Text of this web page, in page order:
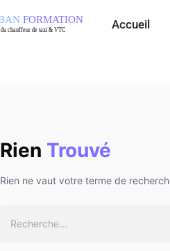
Accueil
Rien Trouvé
Rien ne vaut votre terme de